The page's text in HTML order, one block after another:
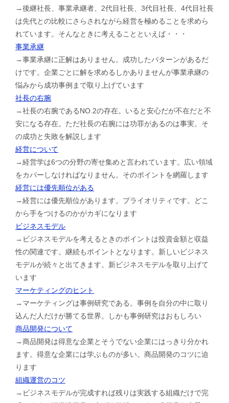
→後継社長、事業承継者、2代目社長、3代目社長、4代目社長
は先代との比較にさらされながら経営を極めることを求めら
れています。そんなときに考えることといえば・・・
事業承継
→事業承継に正解はありません。成功したパターンがあるだ
けです。企業ごとに解を求めるしかありませんが事業承継の
悩みから成功事例まで取り上げています
社長の右腕
→社長の右腕であるNO.2の存在。いると安心だが不在だと不
安になる存在。ただ社長の右腕には功罪があるのは事実。そ
の成功と失敗を解説します
経営について
→経営学は6つの分野の寄せ集めと言われています。広い領域
をカバーしなければなりません。そのポイントを網羅します
経営には優先順位がある
→経営には優先順位があります。プライオリティです。どこ
から手をつけるのかがカギになります
ビジネスモデル
→ビジネスモデルを考えるときのポイントは投資金額と収益
性の関連です。継続もポイントとなります。新しいビジネス
モデルが続々と出てきます。新ビジネスモデルを取り上げて
います
マーケティングのヒント
→マーケティングは事例研究である。事例を自分の中に取り
込んだ人だけが勝てる世界。しかも事例研究はおもしろい
商品開発について
→商品開発は得意な企業とそうでない企業にはっきり分かれ
ます。得意な企業には学ぶものが多い。商品開発のコツに迫
ります
組織運営のコツ
→ビジネスモデルが完成すれば残りは実践する組織だけで完